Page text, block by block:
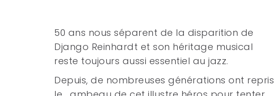
50 ans nous séparent de la disparition de
Django Reinhardt et son héritage musical
reste toujours aussi essentiel au jazz.
Depuis, de nombreuses générations ont repris